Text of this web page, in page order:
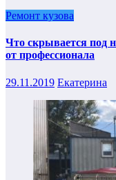
Ремонт кузова
Что скрывается под
от профессионала
29.11.2019 Екатерина